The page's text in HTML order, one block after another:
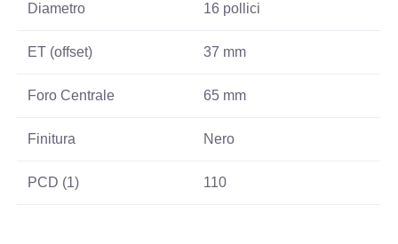
Diametro 16 pollici
ET (offset) 37 mm
Foro Centrale 65 mm
Finitura Nero
PCD (1) 110